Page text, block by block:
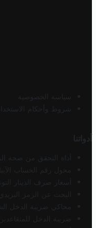
سياسة الخصوصية
شروط وأحكام
أدواتنا
أداة التحقق من صحة
محول رقم الحساب
أسعار صرف الدينار
البحث عن الرمز
محاكي ضريبة الدخل
ضريبة الدخل